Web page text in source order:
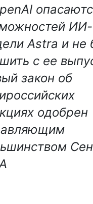
ИИ-
Astra и не
с ее
закон об
одобрен